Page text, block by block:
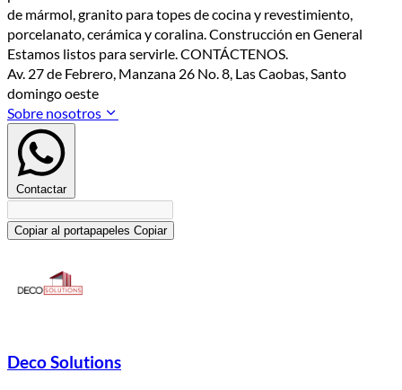
de mármol, granito para topes de cocina y revestimiento,
porcelanato, cerámica y coralina. Construcción en General
Estamos listos para servirle. CONTÁCTENOS.
Av. 27 de Febrero, Manzana 26 No. 8, Las Caobas, Santo
domingo oeste
Sobre nosotros
Contactar
Copiar al portapapeles Copiar
Deco Solutions